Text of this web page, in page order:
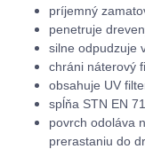
príjemný
penetruje
silne odpudzuje
chráni náterový
obsahuje UV
spĺňa STN EN
povrch odoláva
prerastaniu do